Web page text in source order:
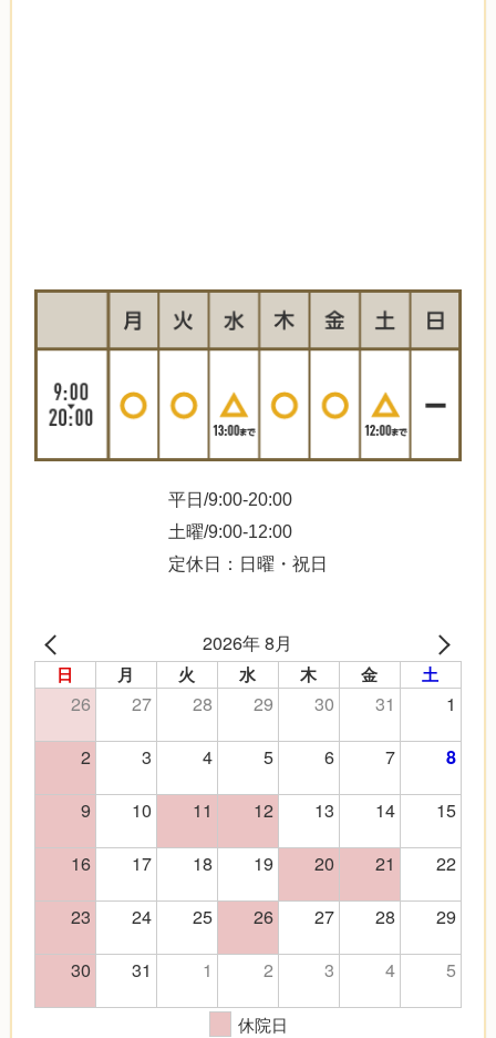
平日/9:00-20:00
土曜/9:00-12:00
定休日：日曜・祝日
2026年 8月
日 月 火 水 木 金 土
26 27 28 29 30 31
1
2
3 4 5 6 7 8
9 10 11 12 13 14
15
16
17 18 19 20 21
22
23
24 25 26 27 28
29
30
31 1 2 3 4 5
休院日